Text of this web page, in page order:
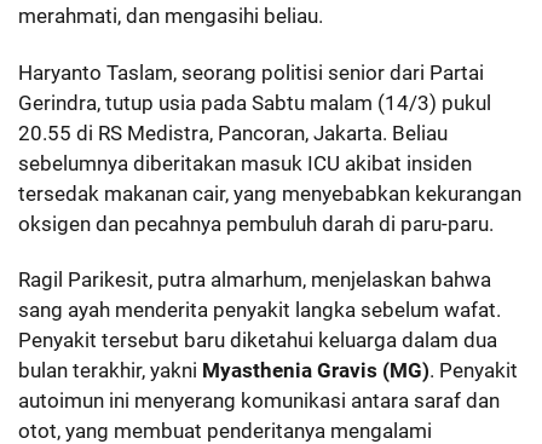
merahmati, dan mengasihi beliau.
Haryanto Taslam, seorang politisi senior dari Partai
Gerindra, tutup usia pada Sabtu malam (14/3) pukul
20.55 di RS Medistra, Pancoran, Jakarta. Beliau
sebelumnya diberitakan masuk ICU akibat insiden
tersedak makanan cair, yang menyebabkan kekurangan
oksigen dan pecahnya pembuluh darah di paru-paru.
Ragil Parikesit, putra almarhum, menjelaskan bahwa
sang ayah menderita penyakit langka sebelum wafat.
Penyakit tersebut baru diketahui keluarga dalam dua
bulan terakhir, yakni Myasthenia Gravis (MG). Penyakit
autoimun ini menyerang komunikasi antara saraf dan
otot, yang membuat penderitanya mengalami